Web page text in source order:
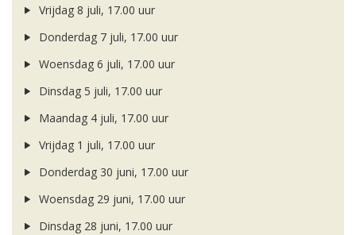
Vrijdag 8 juli, 17.00 uur
Donderdag 7 juli, 17.00 uur
Woensdag 6 juli, 17.00 uur
Dinsdag 5 juli, 17.00 uur
Maandag 4 juli, 17.00 uur
Vrijdag 1 juli, 17.00 uur
Donderdag 30 juni, 17.00 uur
Woensdag 29 juni, 17.00 uur
Dinsdag 28 juni, 17.00 uur